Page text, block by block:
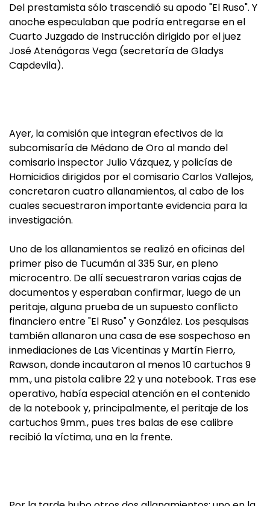
Del prestamista sólo trascendió su apodo "El Ruso". Y
anoche especulaban que podría entregarse en el
Cuarto Juzgado de Instrucción dirigido por el juez
José Atenágoras Vega (secretaría de Gladys
Capdevila).
Ayer, la comisión que integran efectivos de la
subcomisaría de Médano de Oro al mando del
comisario inspector Julio Vázquez, y policías de
Homicidios dirigidos por el comisario Carlos Vallejos,
concretaron cuatro allanamientos, al cabo de los
cuales secuestraron importante evidencia para la
investigación.
Uno de los allanamientos se realizó en oficinas del
primer piso de Tucumán al 335 Sur, en pleno
microcentro. De allí secuestraron varias cajas de
documentos y esperaban confirmar, luego de un
peritaje, alguna prueba de un supuesto conflicto
financiero entre "El Ruso" y González. Los pesquisas
también allanaron una casa de ese sospechoso en
inmediaciones de Las Vicentinas y Martín Fierro,
Rawson, donde incautaron al menos 10 cartuchos 9
mm., una pistola calibre 22 y una notebook. Tras ese
operativo, había especial atención en el contenido
de la notebook y, principalmente, el peritaje de los
cartuchos 9mm., pues tres balas de ese calibre
recibió la víctima, una en la frente.